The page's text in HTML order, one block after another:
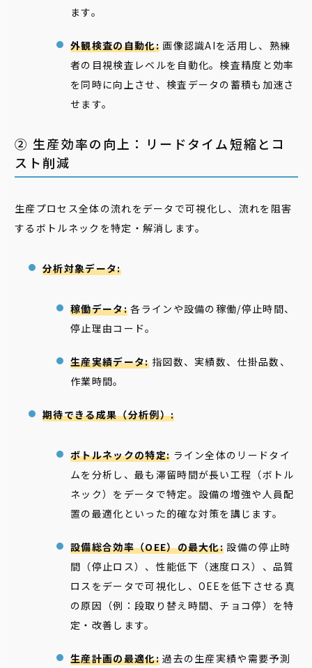
ます。
外観検査の自動化:画像認識AIを活用し、熟練
者の目視検査レベルを自動化。検査精度と効率
を同時に向上させ、検査データの蓄積も加速さ
せます。
② 生産効率の向上：リードタイム短縮とコ
スト削減
生産プロセス全体の流れをデータで可視化し、流れを阻害
するボトルネックを特定・解消します。
分析対象データ:
稼働データ:各ラインや設備の稼働/停止時間、
停止理由コード。
生産実績データ:指図数、実績数、仕掛品数、
作業時間。
期待できる成果（分析例）:
ボトルネックの特定: ライン全体のリードタイ
ムを分析し、最も滞留時間が長い工程（ボトル
ネック）をデータで特定。設備の増強や人員配
置の最適化といった的確な対策を講じます。
設備総合効率（OEE）の最大化: 設備の停止時
間（停止ロス）、性能低下（速度ロス）、品質
ロスをデータで可視化し、OEEを低下させる真
の原因（例：段取り替え時間、チョコ停）を特
定・改善します。
生産計画の最適化:過去の生産実績や需要予測